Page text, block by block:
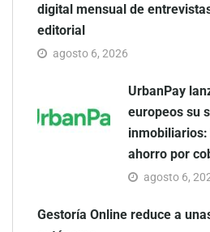
digital mensual de
editorial
agosto 6, 2026
UrbanPay
europeos su
inmobiliarios:
ahorro por
agosto 6,
Gestoría Online reduce a